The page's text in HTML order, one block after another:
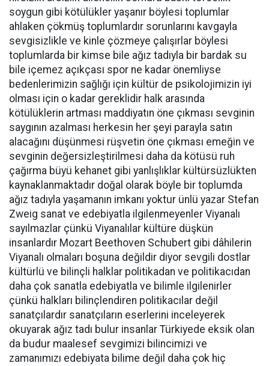
soygun gibi kötülükler yaşanır böylesi toplumlar
ahlaken çökmüş toplumlardır sorunlarını kavgayla
sevgisizlikle ve kinle çözmeye çalışırlar böylesi
toplumlarda bir kimse bile ağız tadıyla bir bardak su
bile içemez açıkçası spor ne kadar önemliyse
bedenlerimizin sağlığı için kültür de psikolojimizin iyi
olması için o kadar gereklidir halk arasında
kötülüklerin artması maddiyatın öne çıkması sevginin
saygının azalması herkesin her şeyi parayla satın
alacağını düşünmesi rüşvetin öne çıkması emeğin ve
sevginin değersizleştirilmesi daha da kötüsü ruh
çağırma büyü kehanet gibi yanlışlıklar kültürsüzlükten
kaynaklanmaktadır doğal olarak böyle bir toplumda
ağız tadıyla yaşamanın imkanı yoktur ünlü yazar Stefan
Zweig sanat ve edebiyatla ilgilenmeyenler Viyanalı
sayılmazlar çünkü Viyanalılar kültüre düşkün
insanlardır Mozart Beethoven Schubert gibi dâhilerin
Viyanalı olmaları boşuna değildir diyor sevgili dostlar
kültürlü ve bilinçli halklar politikadan ve politikacıdan
daha çok sanatla edebiyatla ve bilimle ilgilenirler
çünkü halkları bilinçlendiren politikacılar değil
sanatçılardır sanatçıların eserlerini inceleyerek
okuyarak ağız tadı bulur insanlar Türkiyede eksik olan
da budur maalesef sevgimizi bilincimizi ve
zamanımızı edebiyata bilime değil daha çok hiç